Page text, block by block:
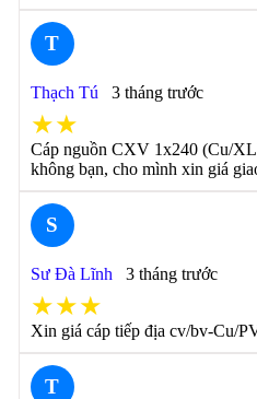
T
Thạch Tú 3 tháng trước
★★
Cáp nguồn CXV 1x240 (Cu/
không bạn, cho mình xin giá
S
Sư Đà Lĩnh 3 tháng trước
★★★
Xin giá cáp tiếp địa cv/bv-Cu/
T